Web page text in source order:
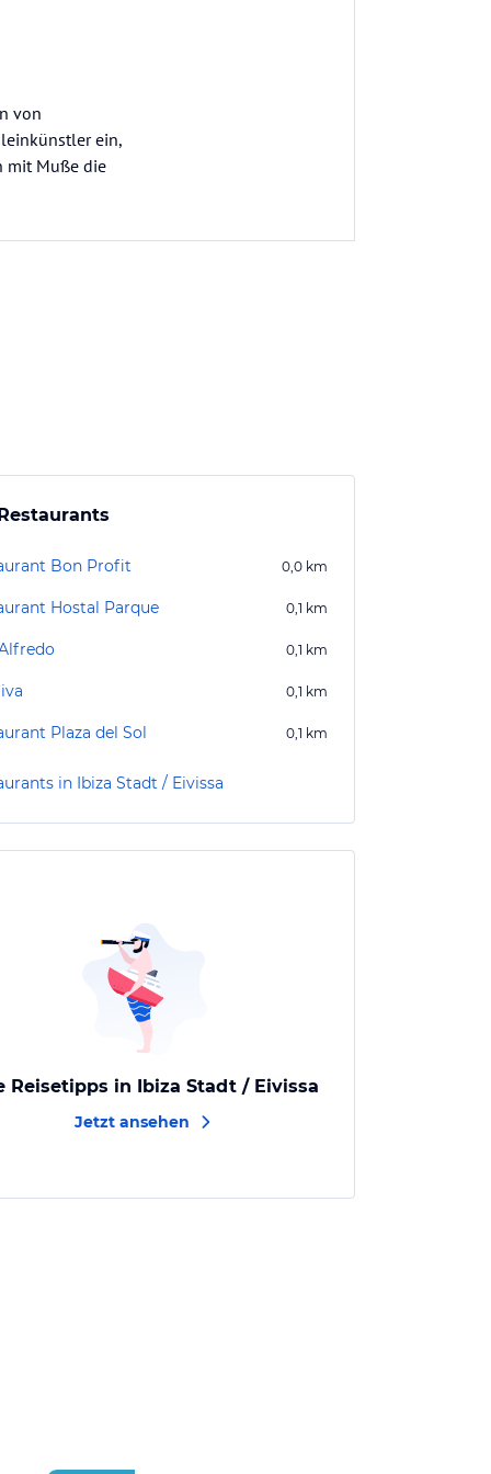
von
ein,
mit Muße die
Bon Profit 0,0 km
Hostal Parque 0,1 km
0,1 km
0,1 km
Plaza del Sol 0,1 km
in Ibiza Stadt / Eivissa
Reisetipps in Ibiza Stadt / Eivissa
Jetzt ansehen